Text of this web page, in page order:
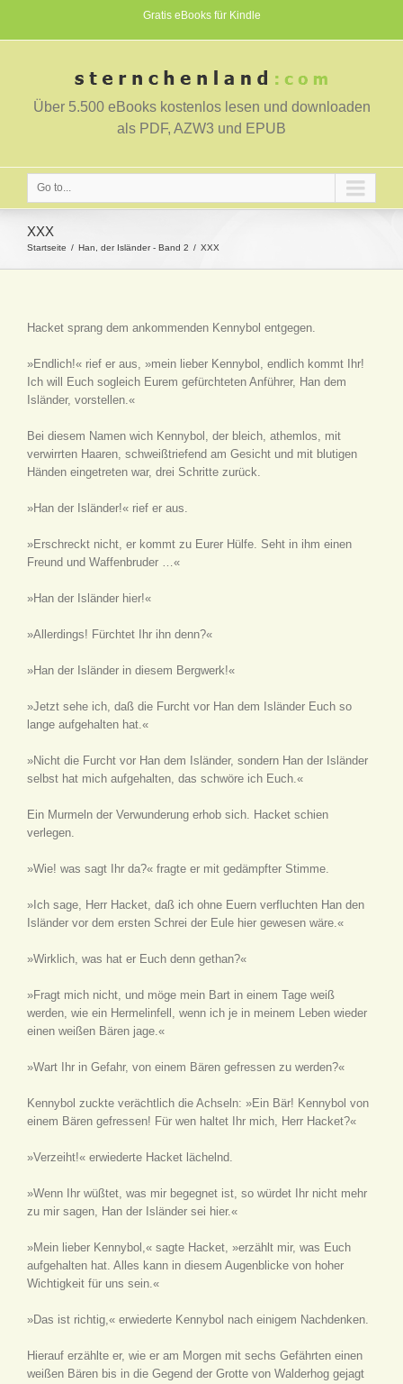
Gratis eBooks für Kindle
Über 5.500 eBooks kostenlos lesen und downloaden
als PDF, AZW3 und EPUB
Go to...
XXX
Startseite Han, der Isländer - Band 2 XXX
Hacket sprang dem ankommenden Kennybol entgegen.
»Endlich!« rief er aus, »mein lieber Kennybol, endlich kommt Ihr!
Ich will Euch sogleich Eurem gefürchteten Anführer, Han dem
Isländer, vorstellen.«
Bei diesem Namen wich Kennybol, der bleich, athemlos, mit
verwirrten Haaren, schweißtriefend am Gesicht und mit blutigen
Händen eingetreten war, drei Schritte zurück.
»Han der Isländer!« rief er aus.
»Erschreckt nicht, er kommt zu Eurer Hülfe. Seht in ihm einen
Freund und Waffenbruder …«
»Han der Isländer hier!«
»Allerdings! Fürchtet Ihr ihn denn?«
»Han der Isländer in diesem Bergwerk!«
»Jetzt sehe ich, daß die Furcht vor Han dem Isländer Euch so
lange aufgehalten hat.«
»Nicht die Furcht vor Han dem Isländer, sondern Han der Isländer
selbst hat mich aufgehalten, das schwöre ich Euch.«
Ein Murmeln der Verwunderung erhob sich. Hacket schien
verlegen.
»Wie! was sagt Ihr da?« fragte er mit gedämpfter Stimme.
»Ich sage, Herr Hacket, daß ich ohne Euern verfluchten Han den
Isländer vor dem ersten Schrei der Eule hier gewesen wäre.«
»Wirklich, was hat er Euch denn gethan?«
»Fragt mich nicht, und möge mein Bart in einem Tage weiß
werden, wie ein Hermelinfell, wenn ich je in meinem Leben wieder
einen weißen Bären jage.«
»Wart Ihr in Gefahr, von einem Bären gefressen zu werden?«
Kennybol zuckte verächtlich die Achseln: »Ein Bär! Kennybol von
einem Bären gefressen! Für wen haltet Ihr mich, Herr Hacket?«
»Verzeiht!« erwiederte Hacket lächelnd.
»Wenn Ihr wüßtet, was mir begegnet ist, so würdet Ihr nicht mehr
zu mir sagen, Han der Isländer sei hier.«
»Mein lieber Kennybol,« sagte Hacket, »erzählt mir, was Euch
aufgehalten hat. Alles kann in diesem Augenblicke von hoher
Wichtigkeit für uns sein.«
»Das ist richtig,« erwiederte Kennybol nach einigem Nachdenken.
Hierauf erzählte er, wie er am Morgen mit sechs Gefährten einen
weißen Bären bis in die Gegend der Grotte von Walderhog gejagt